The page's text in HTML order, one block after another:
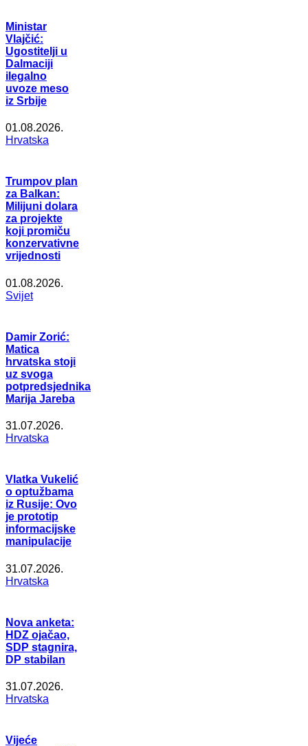
Ministar
Vlajčić:
Ugostitelji u
Dalmaciji
ilegalno
uvoze meso
iz Srbije
01.08.2026.
Hrvatska
Trumpov plan
za Balkan:
Milijuni dolara
za projekte
koji promiču
konzervativne
vrijednosti
01.08.2026.
Svijet
Damir Zorić:
Matica
hrvatska stoji
uz svoga
potpredsjednika
Marija Jareba
31.07.2026.
Hrvatska
Vlatka Vukelić
o optužbama
iz Rusije: Ovo
je prototip
informacijske
manipulacije
31.07.2026.
Hrvatska
Nova anketa:
HDZ ojačao,
SDP stagnira,
DP stabilan
31.07.2026.
Hrvatska
Vijeće